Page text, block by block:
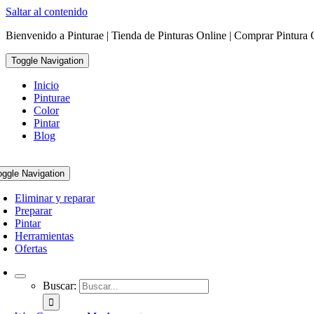
Saltar al contenido
Bienvenido a Pinturae | Tienda de Pinturas Online | Comprar Pintura
Toggle Navigation
Inicio
Pinturae
Color
Pintar
Blog
Navigation
Eliminar y reparar
Preparar
Pintar
Herramientas
Ofertas
Buscar: